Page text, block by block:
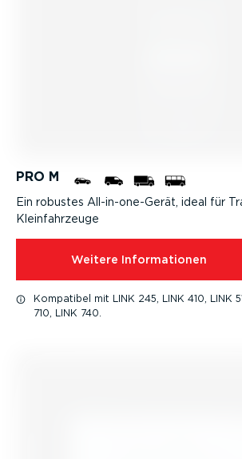
PRO M
Ein robustes All-in-o­ne-­Gerät, ideal für
Klein­fahr­zeuge
Weitere Infor­ma­tionen
Kompatibel mit LINK 245, LINK 410, LINK
710, LINK 740.